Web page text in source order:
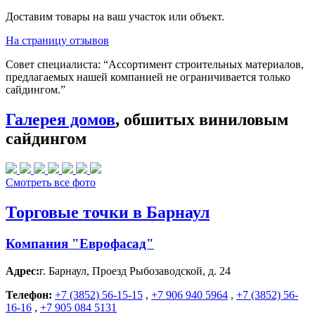
Доставим товары на ваш участок или объект.
На страницу отзывов
Совет специалиста: “Ассортимент строительных материалов,
предлагаемых нашей компанией не ограничивается только
сайдингом.”
Галерея домов, обшитых виниловым
сайдингом
Смотреть все фото
Торговые точки в Барнаул
Компания "Еврофасад"
Адрес:г. Барнаул, Проезд Рыбозаводской, д. 24
Телефон: +7 (3852) 56-15-15 , +7 906 940 5964 , +7 (3852) 56-
16-16 , +7 905 084 5131